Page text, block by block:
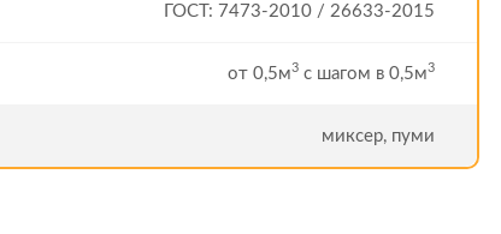
ГОСТ: 7473-2010 / 26633-2015
от 0,5м3 с шагом в 0,5м3
миксер, пуми